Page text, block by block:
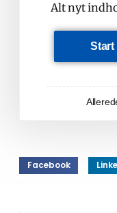
Alt nyt
Start
Facebook